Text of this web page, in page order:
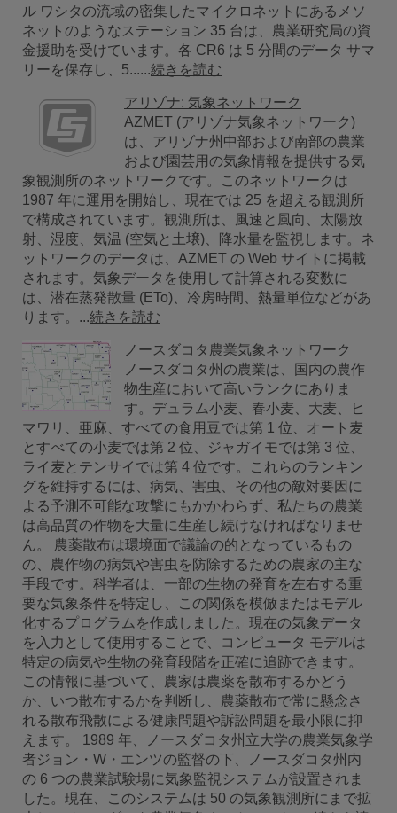
ル ワシタの流域の密集したマイクロネットにあるメソ
ネットのようなステーション 35 台は、農業研究局の資
金援助を受けています。各 CR6 は 5 分間のデータ サマ
リーを保存し、5......続きを読む
アリゾナ: 気象ネットワーク
AZMET (アリゾナ気象ネットワーク)
は、アリゾナ州中部および南部の農業
および園芸用の気象情報を提供する気
象観測所のネットワークです。このネットワークは
1987 年に運用を開始し、現在では 25 を超える観測所
で構成されています。観測所は、風速と風向、太陽放
射、湿度、気温 (空気と土壌)、降水量を監視します。ネ
ットワークのデータは、AZMET の Web サイトに掲載
されます。気象データを使用して計算される変数に
は、潜在蒸発散量 (ETo)、冷房時間、熱量単位などがあ
ります。...続きを読む
ノースダコタ農業気象ネットワーク
ノースダコタ州の農業は、国内の農作
物生産において高いランクにありま
す。デュラム小麦、春小麦、大麦、ヒ
マワリ、亜麻、すべての食用豆では第 1 位、オート麦
とすべての小麦では第 2 位、ジャガイモでは第 3 位、
ライ麦とテンサイでは第 4 位です。これらのランキン
グを維持するには、病気、害虫、その他の敵対要因に
よる予測不可能な攻撃にもかかわらず、私たちの農業
は高品質の作物を大量に生産し続けなければなりませ
ん。 農薬散布は環境面で議論の的となっているもの
の、農作物の病気や害虫を防除するための農家の主な
手段です。科学者は、一部の生物の発育を左右する重
要な気象条件を特定し、この関係を模倣またはモデル
化するプログラムを作成しました。現在の気象データ
を入力として使用することで、コンピュータ モデルは
特定の病気や生物の発育段階を正確に追跡できます。
この情報に基づいて、農家は農薬を散布するかどう
か、いつ散布するかを判断し、農薬散布で常に懸念さ
れる散布飛散による健康問題や訴訟問題を最小限に抑
えます。 1989 年、ノースダコタ州立大学の農業気象学
者ジョン・W・エンツの監督の下、ノースダコタ州内
の 6 つの農業試験場に気象監視システムが設置されま
した。現在、このシステムは 50 の気象観測所にまで拡